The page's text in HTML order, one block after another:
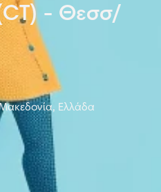
- Θεσσ/
, Ελλάδα